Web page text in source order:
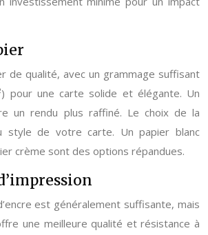
de qualité, avec un grammage suffisant
pour une carte solide et élégante. Un
un rendu plus raffiné. Le choix de la
style de votre carte. Un papier blanc
crème sont des options répandues.
est généralement suffisante, mais
une meilleure qualité et résistance à